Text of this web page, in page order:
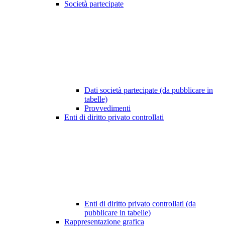
Società partecipate
Dati società partecipate (da pubblicare in
tabelle)
Provvedimenti
Enti di diritto privato controllati
Enti di diritto privato controllati (da
pubblicare in tabelle)
Rappresentazione grafica